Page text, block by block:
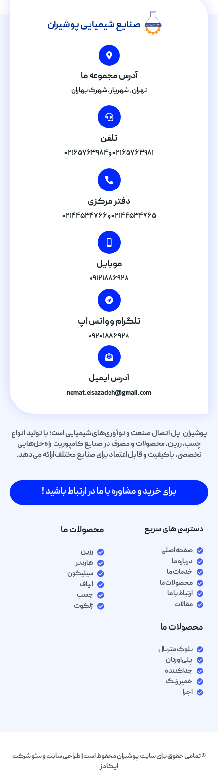
صنایع شیمیایی پوشیران
آدرس مجموعه ما
تهران , شهریار . شهرک بهاران
تلفن
۰۲۱۶۵۷۶۳۹۸۱ و ۰۲۱۶۵۷۶۳۹۸۴
دفتر مرکزی
۰۲۱۴۴۵۳۴۷۶۵ و ۰۲۱۴۴۵۳۴۷۶۶
موبایل
۰۹۱۲۱۸۸۶۹۲۸
تلگرام و واتس اپ
۰۹۲۰۱۸۸۶۹۲۸
آدرس ایمیل
nemat.eisazadeh@gmail.com
پوشیران، پل اتصال صنعت و نوآوری‌های شیمیایی است؛ با تولید انواع
چسب، رزین، محصولات و مصرف در صنایع کامپوزیت راه‌حل‌هایی
تخصصی، باکیفیت و قابل اعتماد برای صنایع مختلف ارائه می‌دهد.
برای خرید و مشاوره با ما در ارتباط باشید !
دسترسی های سریع
صفحه اصلی
درباره ما
خدمات ما
محصولات ما
ارتباط با ما
مقالات
محصولات ما
رزین
هاردنر
سیلیکون
الیاف
چسب
ژلکوت
محصولات ما
بلوک متریال
پلی اورتان
جداکننده
خمیر رنگ
اجرا
© تمامی حقوق برای سایت پوشیران محفوظ است| طراحی سایت و سئو شرکت
ایکادز